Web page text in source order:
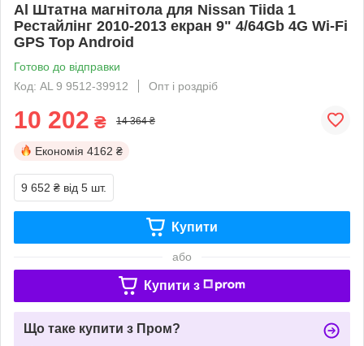
Al Штатна магнітола для Nissan Tiida 1
Рестайлінг 2010-2013 екран 9" 4/64Gb 4G Wi-Fi
GPS Top Android
Готово до відправки
Код: AL 9 9512-39912
Опт і роздріб
10 202 ₴ 14 364 ₴
Економія 4162 ₴
9 652 ₴ від 5 шт.
Купити
або
Купити з
Що таке купити з Пром?